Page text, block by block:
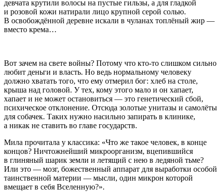
девчата крутили волосы на пустые гильзы, а для гладкой
и розовой кожи натирали лицо крупной серой солью.
В освобождённой деревне искали в чуланах топлёный жир —
вместо крема…
Вот зачем на свете войны? Потому что кто-то слишком сильно
любит деньги и власть. Но ведь нормальному человеку
должно хватать того, что ему отмерил бог: хлеб на столе,
крыша над головой. У тех, кому этого мало и он хапает,
хапает и не может остановиться — это генетический сбой,
психическое отклонение. Отсюда золотые унитазы и самолёты
для собачек. Таких нужно насильно запирать в клинике,
а никак не ставить во главе государств.
Мила прочитала у классика: «Что же такое человек, в конце
концов? Ничтожнейший микроорганизм, вцепившийся
в глиняный шарик земли и летящий с нею в ледяной тьме?
Или это — мозг, божественный аппарат для выработки особой
таинственной материи — мысли, один микрон которой
вмещает в себя Вселенную?».